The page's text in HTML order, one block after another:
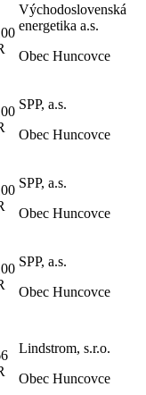
Východoslovenská
energetika a.s.
Obec Huncovce
SPP, a.s.
Obec Huncovce
SPP, a.s.
Obec Huncovce
SPP, a.s.
Obec Huncovce
Lindstrom, s.r.o.
Obec Huncovce